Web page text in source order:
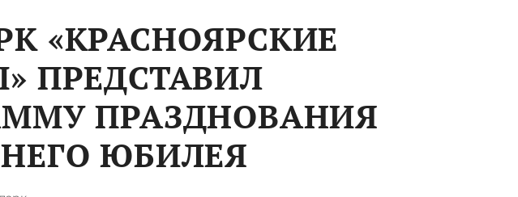
«КРАСНОЯРСКИЕ
ПРЕДСТАВИЛ
ПРАЗДНОВАНИЯ
ЮБИЛЕЯ